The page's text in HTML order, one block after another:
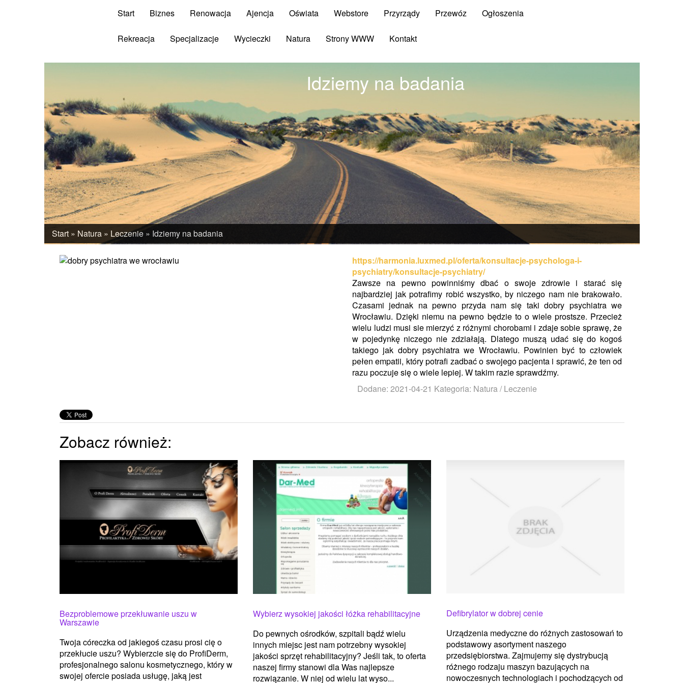
Start Biznes Renowacja Ajencja Oświata Webstore Przyrządy Przewóz Ogłoszenia
Rekreacja Specjalizacje Wycieczki Natura Strony WWW Kontakt
Idziemy na badania
Start » Natura » Leczenie » Idziemy na badania
https://harmonia.luxmed.pl/oferta/konsultacje-psychologa-i-
psychiatry/konsultacje-psychiatry/
Zawsze na pewno powinniśmy dbać o swoje zdrowie i starać się
najbardziej jak potrafimy robić wszystko, by niczego nam nie brakowało.
Czasami jednak na pewno przyda nam się taki dobry psychiatra we
Wrocławiu. Dzięki niemu na pewno będzie to o wiele prostsze. Przecież
wielu ludzi musi sie mierzyć z różnymi chorobami i zdaje sobie sprawę, że
w pojedynkę niczego nie zdziałają. Dlatego muszą udać się do kogoś
takiego jak dobry psychiatra we Wrocławiu. Powinien być to człowiek
pełen empatii, który potrafi zadbać o swojego pacjenta i sprawić, że ten od
razu poczuje się o wiele lepiej. W takim razie sprawdźmy.
Dodane: 2021-04-21 Kategoria: Natura / Leczenie
Zobacz również:
Bezproblemowe przekłuwanie uszu w
Warszawie
Twoja córeczka od jakiegoś czasu prosi cię o
przekłucie uszu? Wybierzcie się do ProfiDerm,
profesjonalnego salonu kosmetycznego, który w
swojej ofercie posiada usługę, jaką jest
Wybierz wysokiej jakości łóżka rehabilitacyjne
Do pewnych ośrodków, szpitali bądź wielu
innych miejsc jest nam potrzebny wysokiej
jakości sprzęt rehabilitacyjny? Jeśli tak, to oferta
naszej firmy stanowi dla Was najlepsze
rozwiązanie. W niej od wielu lat wyso...
Defibrylator w dobrej cenie
Urządzenia medyczne do różnych zastosowań to
podstawowy asortyment naszego
przedsiębiorstwa. Zajmujemy się dystrybucją
różnego rodzaju maszyn bazujących na
nowoczesnych technologiach i pochodzących od